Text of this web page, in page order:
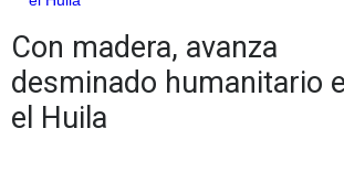
Con madera, avanza
desminado humanitario
el Huila